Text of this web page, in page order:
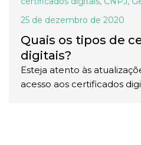
25 de dezembro de 2020
Quais os tipos de
digitais?
Esteja atento às
acesso aos certificados